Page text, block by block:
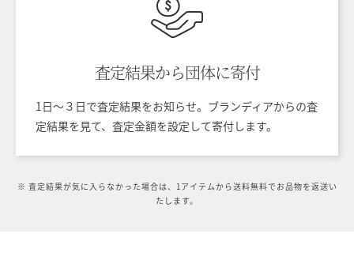
査定結果から団体に寄付
1日〜３日で査定結果をお知らせ。ブランディアからの査
定結果を見て、査定金額を設定して寄付します。
※ 査定結果が気に入らなかった場合は、1アイテムから送料無料でお品物を返送い
たします。